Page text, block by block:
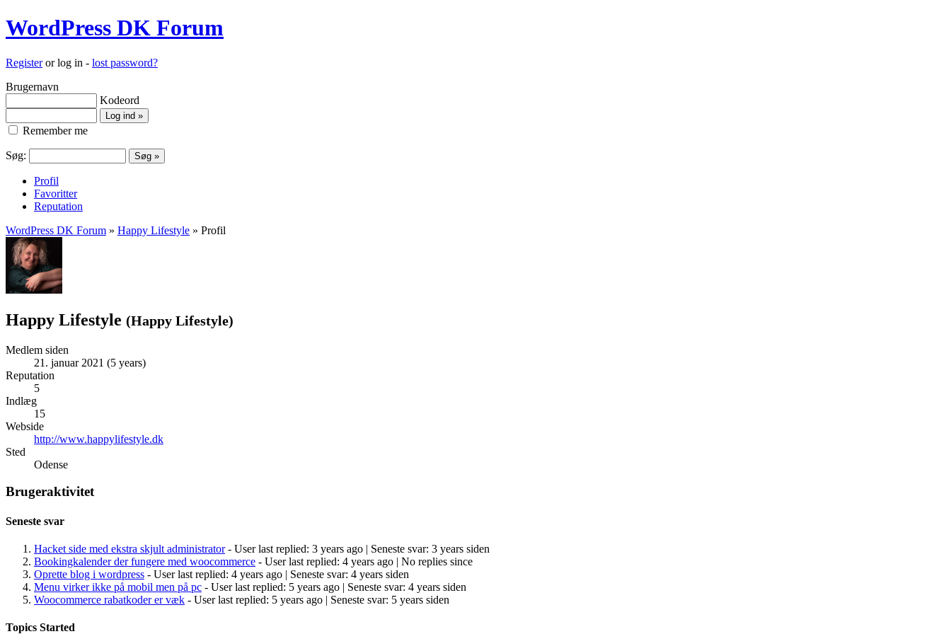
WordPress DK Forum
Registeror log in - lost password?
Brugernavn
Kodeord
Remember me
Søg:
Profil
Favoritter
Reputation
WordPress DK Forum » Happy Lifestyle » Profil
Happy Lifestyle (Happy Lifestyle)
Medlem siden
21. januar 2021 (5 years)
Reputation
5
Indlæg
15
Webside
http://www.happylifestyle.dk
Sted
Odense
Brugeraktivitet
Seneste svar
Hacket side med ekstra skjult administrator- User last replied: 3 years ago | Seneste svar: 3 years siden
Bookingkalender der fungere med woocommerce - User last replied: 4 years ago | No replies since
Oprette blog i wordpress - User last replied: 4 years ago | Seneste svar: 4 years siden
Menu virker ikke på mobil men på pc - User last replied: 5 years ago | Seneste svar: 4 years siden
Woocommerce rabatkoder er væk - User last replied: 5 years ago | Seneste svar: 5 years siden
Topics Started